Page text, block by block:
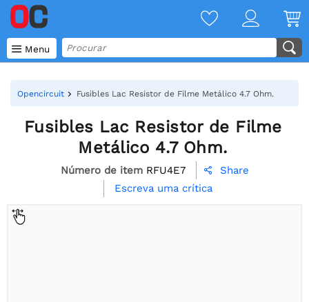
 Menu
Opencircuit Fusibles Lac Resistor de Filme Metálico 4.7 Ohm.
Fusibles Lac Resistor de Filme
Metálico 4.7 Ohm.
Número de item RFU4E7 
Share
Escreva uma crítica